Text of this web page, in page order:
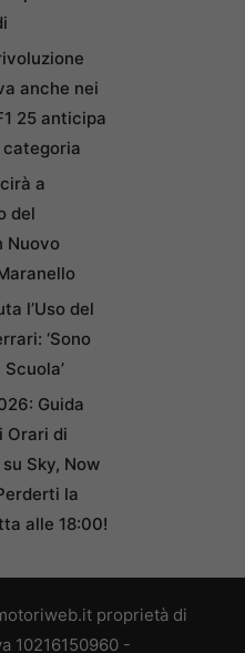
anche nei
25 anticipa
a
del
Nuovo
l’Uso del
‘Sono
Guida
Orari di
Sky, Now
la
alle 18:00!
proprietà di
10216150960 -